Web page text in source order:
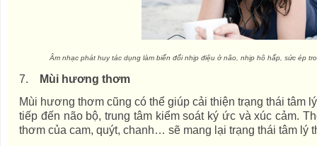
Âm nhạc phát huy tác dụng làm biến đổi nhịp điệu ở não, nhịp hô hấp, sức ép
7.
Mùi hương thơm
Mùi hương thơm cũng có thể giúp cải thiện trạng thái tâm
tiếp đến não bộ, trung tâm kiểm soát ký ức và xúc cảm.
thơm của cam, quýt, chanh… sẽ mang lại trạng thái tâm lý